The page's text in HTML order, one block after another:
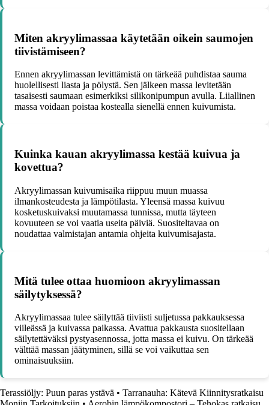
Miten akryylimassaa käytetään oikein saumojen
tiivistämiseen?
Ennen akryylimassan levittämistä on tärkeää puhdistaa sauma
huolellisesti liasta ja pölystä. Sen jälkeen massa levitetään
tasaisesti saumaan esimerkiksi silikonipumpun avulla. Liiallinen
massa voidaan poistaa kostealla sienellä ennen kuivumista.
Kuinka kauan akryylimassa kestää kuivua ja
kovettua?
Akryylimassan kuivumisaika riippuu muun muassa
ilmankosteudesta ja lämpötilasta. Yleensä massa kuivuu
kosketuskuivaksi muutamassa tunnissa, mutta täyteen
kovuuteen se voi vaatia useita päiviä. Suositeltavaa on
noudattaa valmistajan antamia ohjeita kuivumisajasta.
Mitä tulee ottaa huomioon akryylimassan
säilytyksessä?
Akryylimassaa tulee säilyttää tiiviisti suljetussa pakkauksessa
viileässä ja kuivassa paikassa. Avattua pakkausta suositellaan
säilytettäväksi pystyasennossa, jotta massa ei kuivu. On tärkeää
välttää massan jäätyminen, sillä se voi vaikuttaa sen
ominaisuuksiin.
Terassiöljy: Puun paras ystävä • Tarranauha: Kätevä Kiinnitysratkaisu